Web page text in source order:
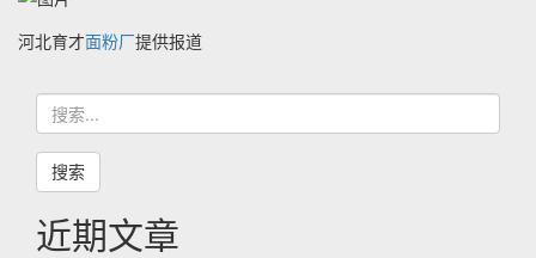
河北育才面粉厂提供报道
搜
索
搜索
近期文章